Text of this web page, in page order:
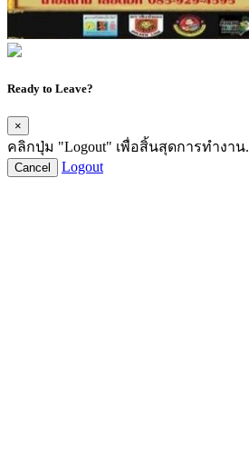
Ready to Leave?
×
คลิกปุ่ม "Logout" เพื่อสิ้นสุดการทำงาน.
Cancel Logout